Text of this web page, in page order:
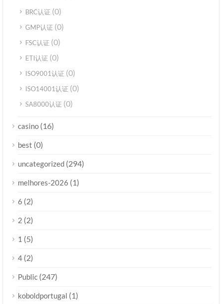
BRC认证 (0)
GMP认证 (0)
FSC认证 (0)
ETI认证 (0)
ISO9001认证 (0)
ISO14001认证 (0)
SA8000认证 (0)
casino (16)
best (0)
uncategorized (294)
melhores-2026 (1)
6 (2)
2 (2)
1 (5)
4 (2)
Public (247)
koboldportugal (1)